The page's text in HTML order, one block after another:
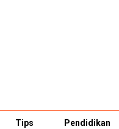
Tips Pendidikan